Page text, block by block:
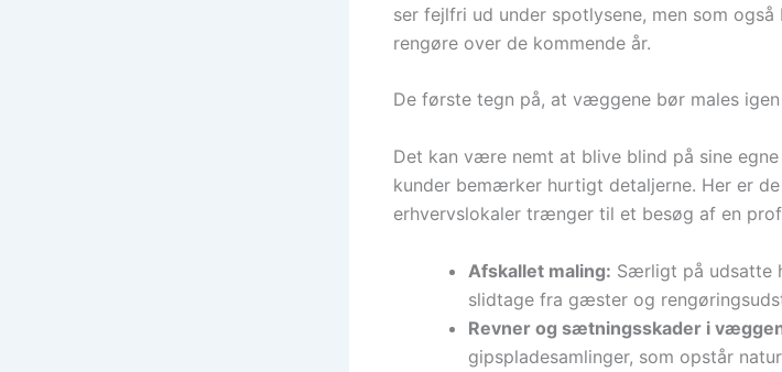
ser fejlfri ud under spotlysene, men som
rengøre over de kommende år.
De første tegn på, at væggene bør males igen
Det kan være nemt at blive blind på sine
kunder bemærker hurtigt detaljerne. Her er
erhvervslokaler trænger til et besøg af en
Afskallet maling: Særligt på udsatte
slidtage fra gæster og
Revner og sætningsskader i
gipspladesamlinger, som opstår